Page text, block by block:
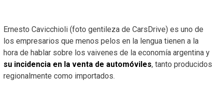
Ernesto Cavicchioli (foto gentileza de CarsDrive) es uno de
los empresarios que menos pelos en la lengua tienen a la
hora de hablar sobre los vaivenes de la economía argentina y
su incidencia en la venta de automóviles, tanto producidos
regionalmente como importados.